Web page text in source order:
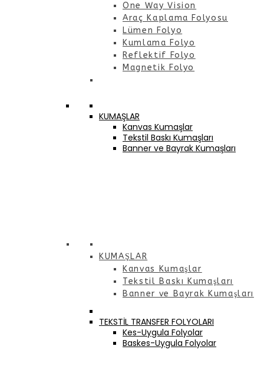
One Way Vision
Araç Kaplama Folyosu
Lümen Folyo
Kumlama Folyo
Reflektif Folyo
Magnetik Folyo
KUMAŞLAR
Kanvas Kumaşlar
Tekstil Baskı Kumaşları
Banner ve Bayrak Kumaşları
KUMAŞLAR
Kanvas Kumaşlar
Tekstil Baskı Kumaşları
Banner ve Bayrak Kumaşları
TEKSTİL TRANSFER FOLYOLARI
Kes-Uygula Folyolar
Baskes-Uygula Folyolar